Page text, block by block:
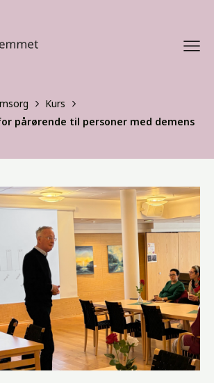
Kurs
pårørende til personer med demens